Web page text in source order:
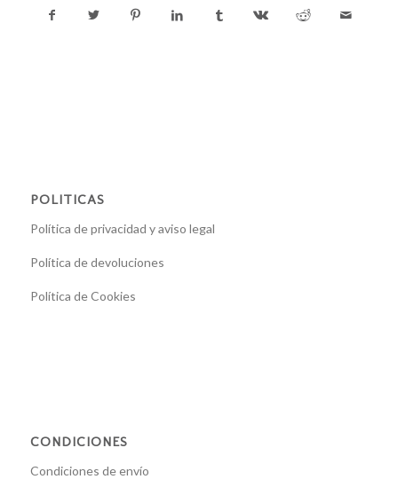
POLITICAS
Política de privacidad y aviso legal
Política de devoluciones
Política de Cookies
CONDICIONES
Condiciones de envío